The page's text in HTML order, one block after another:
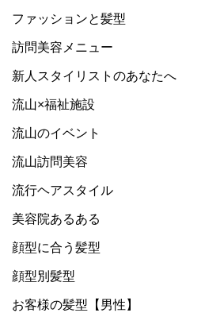
ファッションと髪型
訪問美容メニュー
新人スタイリストのあなたへ
流山×福祉施設
流山のイベント
流山訪問美容
流行ヘアスタイル
美容院あるある
顔型に合う髪型
顔型別髪型
お客様の髪型【男性】